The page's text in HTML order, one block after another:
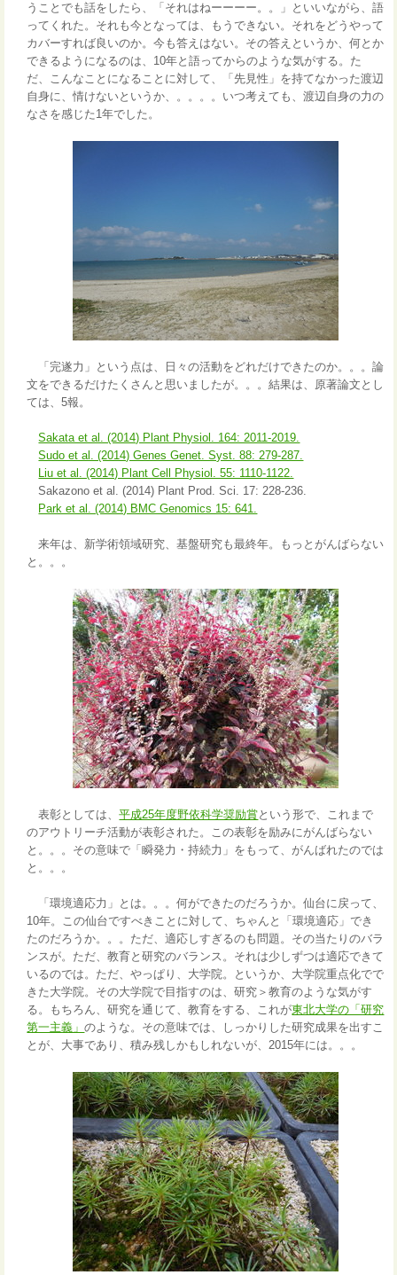
うことでも話をしたら、「それはねーーーー。。」といいながら、語
ってくれた。それも今となっては、もうできない。それをどうやって
カバーすれば良いのか。今も答えはない。その答えというか、何とか
できるようになるのは、10年と語ってからのような気がする。た
だ、こんなことになることに対して、「先見性」を持てなかった渡辺
自身に、情けないというか、。。。。いつ考えても、渡辺自身の力の
なさを感じた1年でした。
「完遂力」という点は、日々の活動をどれだけできたのか。。。論
文をできるだけたくさんと思いましたが。。。結果は、原著論文とし
ては、5報。
Sakata et al. (2014) Plant Physiol. 164: 2011-2019.
Sudo et al. (2014) Genes Genet. Syst. 88: 279-287.
Liu et al. (2014) Plant Cell Physiol. 55: 1110-1122.
Sakazono et al. (2014) Plant Prod. Sci. 17: 228-236.
Park et al. (2014) BMC Genomics 15: 641.
来年は、新学術領域研究、基盤研究も最終年。もっとがんばらない
と。。。
表彰としては、平成25年度野依科学奨励賞という形で、これまで
のアウトリーチ活動が表彰された。この表彰を励みにがんばらない
と。。。その意味で「瞬発力・持続力」をもって、がんばれたのでは
と。。。
「環境適応力」とは。。。何ができたのだろうか。仙台に戻って、
10年。この仙台ですべきことに対して、ちゃんと「環境適応」でき
たのだろうか。。。ただ、適応しすぎるのも問題。その当たりのバラ
ンスが。ただ、教育と研究のバランス。それは少しずつは適応できて
いるのでは。ただ、やっぱり、大学院。というか、大学院重点化でで
きた大学院。その大学院で目指すのは、研究＞教育のような気がす
る。もちろん、研究を通じて、教育をする、これが東北大学の「研究
第一主義」のような。その意味では、しっかりした研究成果を出すこ
とが、大事であり、積み残しかもしれないが、2015年には。。。